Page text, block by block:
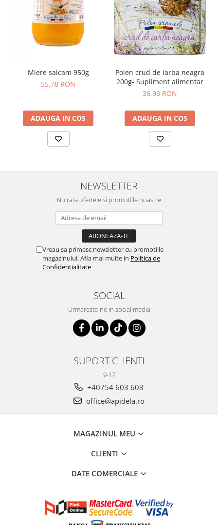
Miere salcam 950g
55,78 RON
ADAUGA IN COS
Polen crud de iarba neagra
200g- Supliment alimentar
36,93 RON
ADAUGA IN COS
NEWSLETTER
Nu rata ofertele si promotiile noastre
Vreau sa primesc newsletter cu promotiile
magazinului. Afla mai multe in Politica de
Confidentialitate
SOCIAL
Urmareste-ne in social media
SUPORT CLIENTI
9-17
+40754 603 603
office@apidela.ro
MAGAZINUL MEU
CLIENTI
DATE COMERCIALE